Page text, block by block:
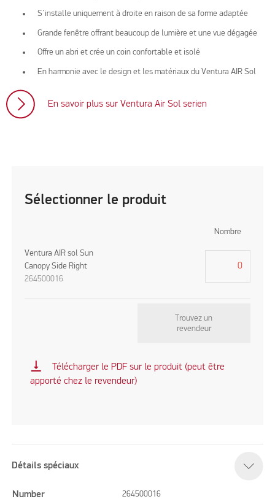
S’installe uniquement à droite en raison de sa forme adaptée
Grande fenêtre offrant beaucoup de lumière et une vue dégagée
Offre un abri et crée un coin confortable et isolé
En harmonie avec le design et les matériaux du Ventura AIR Sol
En savoir plus sur Ventura Air Sol serien
Sélectionner le produit
Nombre
Ventura AIR sol Sun
Canopy Side Right
264500016
Trouvez un
revendeur
vertical_align_bottom
Télécharger le PDF sur le produit (peut être
apporté chez le revendeur)
Détails spéciaux
Number 264500016